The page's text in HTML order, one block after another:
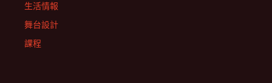
生活情報
舞台設計
課程